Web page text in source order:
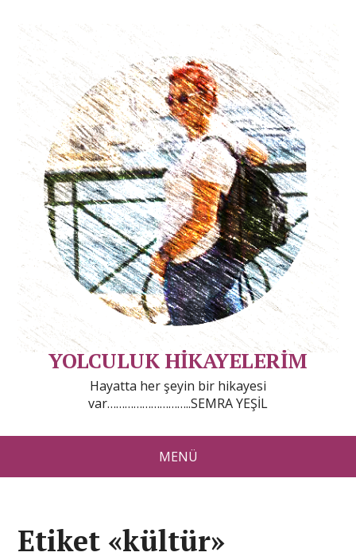
YOLCULUK HİKAYELERİM
Hayatta her şeyin bir hikayesi
var………………………..SEMRA YEŞİL
MENÜ
Etiket «kültür»